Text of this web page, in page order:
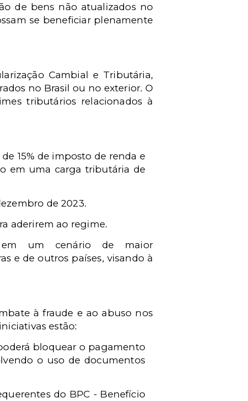
de bens não atualizados no
se beneficiar plenamente
Cambial e Tributária,
no Brasil ou no exterior. O
tributários relacionados à
15% de imposto de renda e
em uma carga tributária de
de 2023.
aderirem ao regime.
em um cenário de maior
e de outros países, visando à
à fraude e ao abuso nos
estão:
bloquear o pagamento
o uso de documentos
do BPC - Benefício